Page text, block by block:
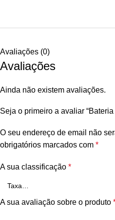
Avaliações (0)
Avaliações
Ainda não existem avaliações.
Seja o primeiro a avaliar “Bateria
O seu endereço de email não
obrigatórios marcados com *
A sua classificação *
A sua avaliação sobre o produto